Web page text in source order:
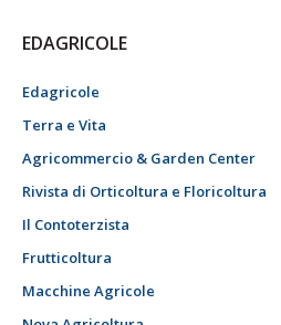
EDAGRICOLE
Edagricole
Terra e Vita
Agricommercio & Garden Center
Rivista di Orticoltura e Floricoltura
Il Contoterzista
Frutticoltura
Macchine Agricole